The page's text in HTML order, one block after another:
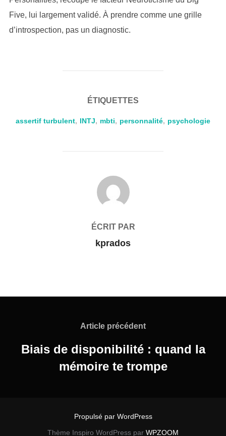
Five, lui largement validé. À prendre comme une grille
d’introspection, pas un diagnostic.
ÉTIQUETTES
assertif turbulent, INTJ, mbti, personnalité, psychologie
AUTEUR DE LA PUBLICATION
ÉCRIT PAR
kprados
l’article
Article
Article précédent
Biais de disponibilité : quand la
mémoire te trompe
Propulsé par WordPress
Thème Inspiro WordPress par WPZOOM